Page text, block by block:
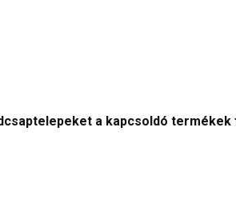
a kapcsoldó